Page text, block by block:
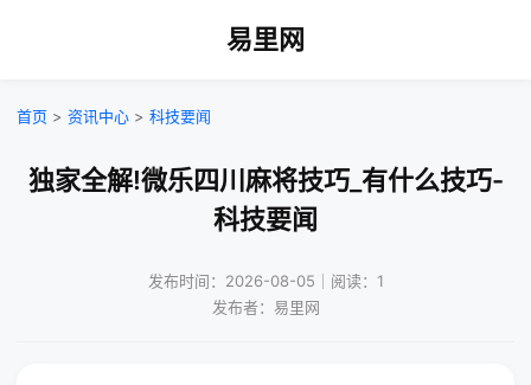
易里网
首页 > 资讯中心 > 科技要闻
独家全解!微乐四川麻将技巧_有什么技巧-
科技要闻
发布时间：2026-08-05｜阅读：1
发布者：易里网